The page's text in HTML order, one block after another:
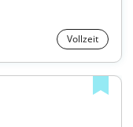
Vollzeit